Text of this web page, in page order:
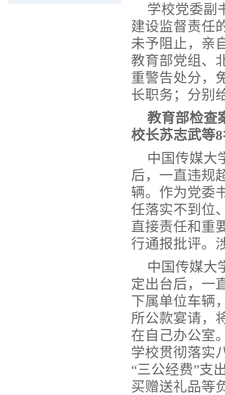
学校党委副
建设监督责任
未予阻止，亲
教育部党组、
重警告处分，
长职务；分别
教育部检
校长苏志武等
中国传媒大
后，一直违规
辆。作为党委
任落实不到位
直接责任和重
行通报批评。
中国传媒大
定出台后，一
下属单位车辆
所公款宴请，
在自己办公室
学校贯彻落实
“三公经费”支
买赠送礼品等